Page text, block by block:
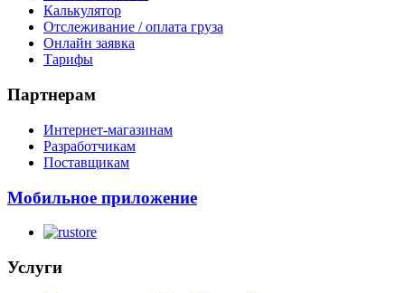
Калькулятор
Отслеживание / оплата груза
Онлайн заявка
Тарифы
Партнерам
Интернет-магазинам
Разработчикам
Поставщикам
Мобильное приложение
Услуги